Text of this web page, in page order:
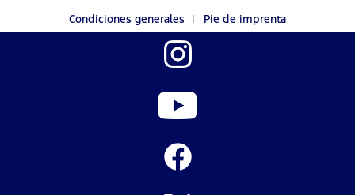
Condiciones generales
Pie de imprenta